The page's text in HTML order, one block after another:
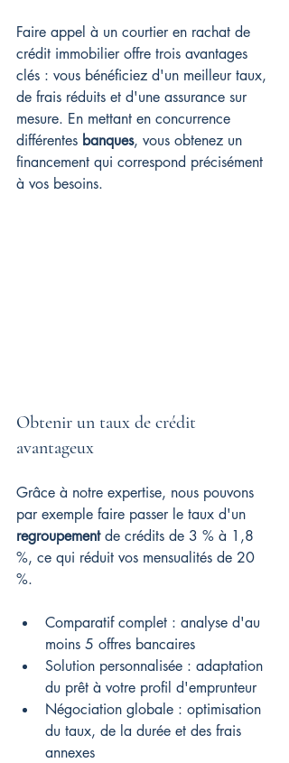
Faire appel à un courtier en rachat de
crédit immobilier offre trois avantages
clés : vous bénéficiez d'un meilleur taux,
de frais réduits et d'une assurance sur
mesure. En mettant en concurrence
différentes banques, vous obtenez un
financement qui correspond précisément
à vos besoins.
Obtenir un taux de crédit
avantageux
Grâce à notre expertise, nous pouvons
par exemple faire passer le taux d'un
regroupement de crédits de 3 % à 1,8
%, ce qui réduit vos mensualités de 20
%.
Comparatif complet : analyse d'au
moins 5 offres bancaires
Solution personnalisée : adaptation
du prêt à votre profil d'emprunteur
Négociation globale : optimisation
du taux, de la durée et des frais
annexes